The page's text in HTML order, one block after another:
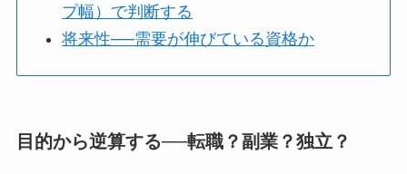
プ幅）で判断する
将来性──需要が伸びている資格か
目的から逆算する──転職？副業？独立？